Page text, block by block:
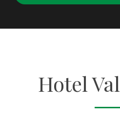
Hotel